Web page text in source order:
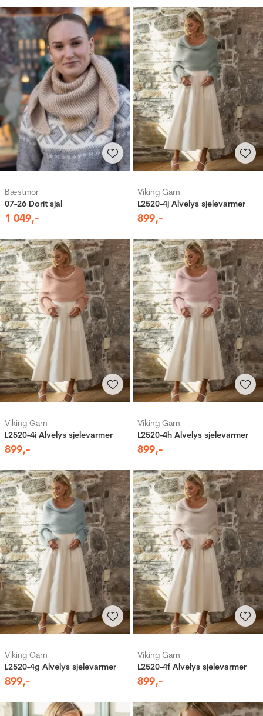
Bæstmor
07-26 Dorit sjal
1 049,-
Viking Garn
L2520-4j Alvelys sjelevarmer
899,-
Viking Garn
L2520-4i Alvelys sjelevarmer
899,-
Viking Garn
L2520-4h Alvelys sjelevarmer
899,-
Viking Garn
L2520-4g Alvelys sjelevarmer
899,-
Viking Garn
L2520-4f Alvelys sjelevarmer
899,-